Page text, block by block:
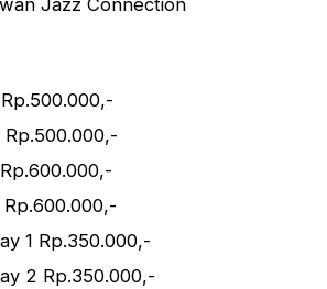
Jazz Connection
Rp.500.000,-
1 Rp.350.000,-
2 Rp.350.000,-